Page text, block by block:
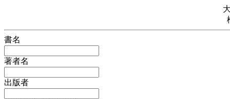
書名
著者名
出版者